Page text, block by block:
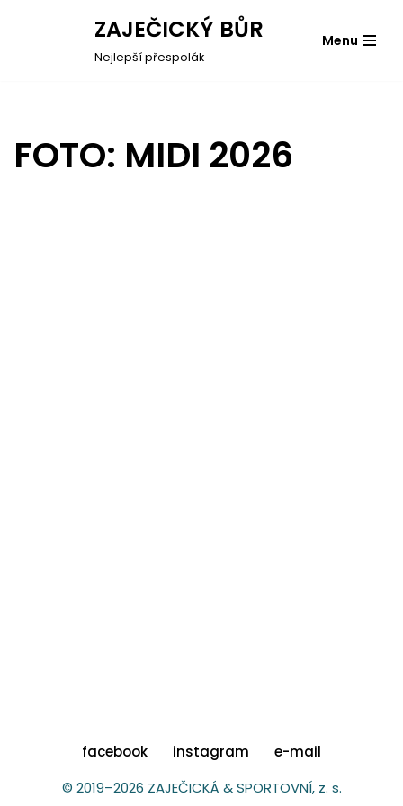
ZAJEČICKÝ BŮR
Nejlepší přespolák
Menu
FOTO: MIDI 2026
facebook instagram
e-mail
© 2019–2026 ZAJEČICKÁ & SPORTOVNÍ, z. s.